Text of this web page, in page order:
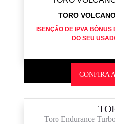
TORO
ISENÇÃO DE IPVA
DO SEU
CONFIRA
Toro Endurance